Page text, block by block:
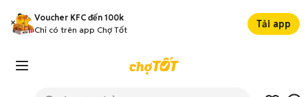
Voucher KFC đến 100k
Chỉ có trên app Chợ Tốt
Tải app